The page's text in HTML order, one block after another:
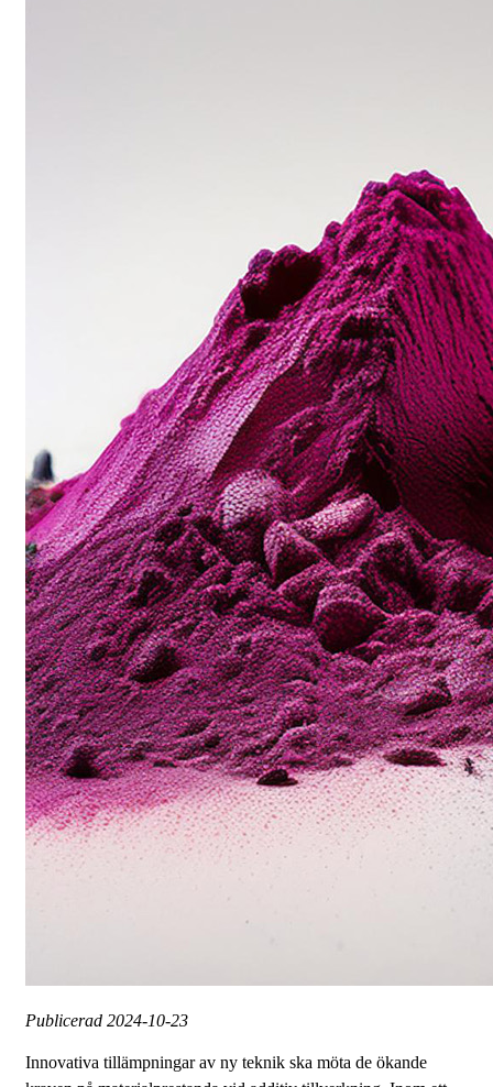
Publicerad 2024-10-23
Innovativa tillämpningar av ny teknik ska möta de ökande